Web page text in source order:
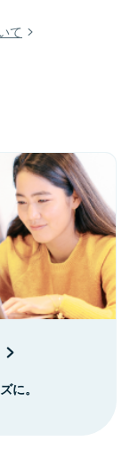
て
に。